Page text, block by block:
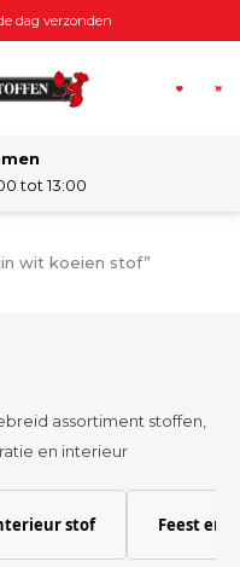
dag verzonden
tot 13:00
wit koeien stof”
assortiment stoffen,
en interieur
stof Feest en